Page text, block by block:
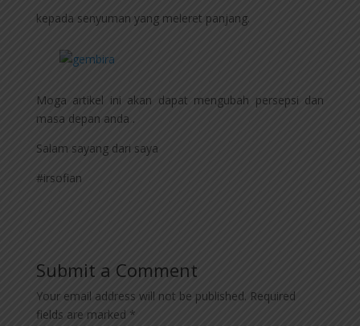
kepada senyuman yang meleret panjang.
Moga artikel ini akan dapat mengubah persepsi dan
masa depan anda .
Salam sayang dari saya
#irsofian
Submit a Comment
Your email address will not be published. Required
fields are marked *